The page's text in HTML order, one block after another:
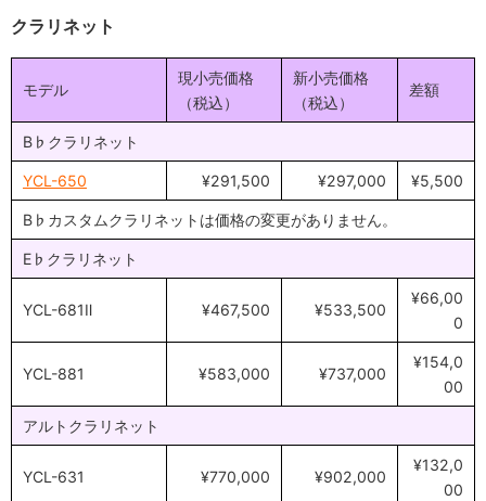
クラリネット
モデル
現小売価格
（税込）
新小売価格
（税込）
差額
B♭クラリネット
YCL-650 ¥291,500 ¥297,000 ¥5,500
B♭カスタムクラリネットは価格の変更がありません。
E♭クラリネット
YCL-681Ⅱ ¥467,500 ¥533,500
¥66,00
0
YCL-881 ¥583,000 ¥737,000
¥154,0
00
アルトクラリネット
YCL-631 ¥770,000 ¥902,000
¥132,0
00